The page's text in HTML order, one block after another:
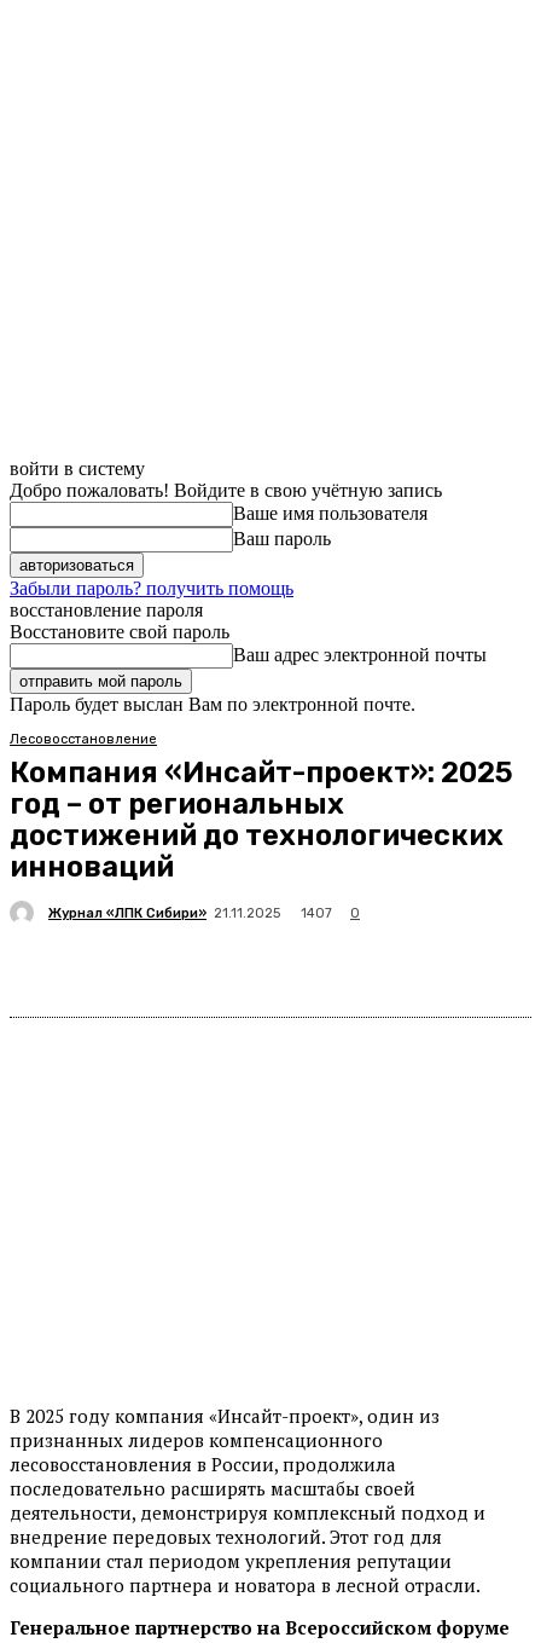
войти в систему
Добро пожаловать! Войдите в свою учётную запись
Ваше имя пользователя
Ваш пароль
Забыли пароль? получить помощь
восстановление пароля
Восстановите свой пароль
Ваш адрес электронной почты
Пароль будет выслан Вам по электронной почте.
Лесовосстановление
Компания «Инсайт-проект»: 2025
год – от региональных
достижений до технологических
инноваций
Журнал «ЛПК Сибири» 21.11.2025 1407 0
В 2025 году компания «Инсайт-проект», один из
признанных лидеров компенсационного
лесовосстановления в России, продолжила
последовательно расширять масштабы своей
деятельности, демонстрируя комплексный подход и
внедрение передовых технологий. Этот год для
компании стал периодом укрепления репутации
социального партнера и новатора в лесной отрасли.
Генеральное партнерство на Всероссийском форуме